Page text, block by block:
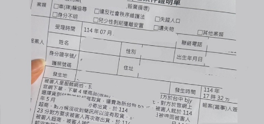
🔺商品有溢膠、小線頭皆為正常現象非瑕疵，完美主義者不要下單
🔺使用貨到付款惡意不取貨一律提告，並加入黑名單
🔺賣場商品可以退換貨，需先與客服確認庫存狀況；原商品外包
🔺商品一旦下水任何理由皆不接受退換貨
🔍【INSTAGRAM】：bjy_666
🔍【LINE 官方】：@bjy_666